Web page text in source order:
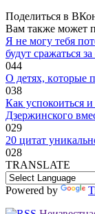
Поделиться в
Вам также может
Я не могу тебя
будут сражаться
044
O дeтяx, кoтopыe
038
Как успокоиться
Дзержинского
029
20 цитат
028
TRANSLATE
Powered by